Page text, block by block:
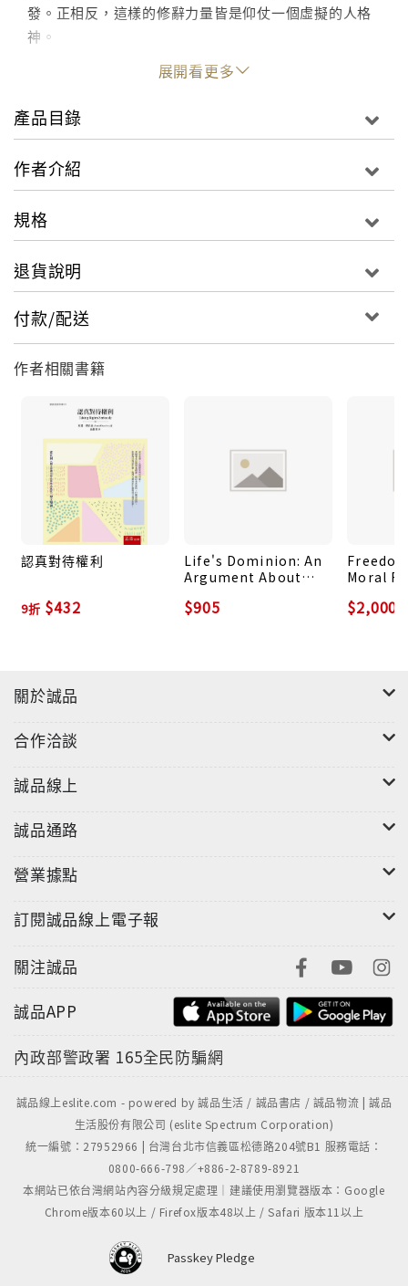
發。正相反，這樣的修辭力量皆是仰仗一個虛擬的人格
神。
德沃金認為，對上帝的信仰是一種層次更深的世界觀之
展現，但不是唯一的一個，我們熟悉的二分法——把人
分為有宗教信仰和沒宗教信仰兩大類——太粗糙了。本
深入內部、輪廓分明和涵蓋全面的世界觀︰它主張有本
造物引人敬畏，認定人生具有目的而宇宙秩序井然。
本書靈感源自愛因斯坦對宗教所主張的「不可知論」
（Agnostic theism）：
「知道某種我們所不能參透的東西確實存在，知道這種
東西把自己展現為最高智慧和最璀燦的美（我們遲鈍的
官能只能了解其皮相）——這種知識，這種感覺，位居
意義下（也唯有在這個意義下），我屬於有虔誠宗教信
仰者之列。」
作者從哲學、物理學及神學等角度剖析上帝的本質，並
透過愛因斯坦、田立克、史賓諾莎等人的宗教和科學觀
點來闡釋並佐證，「沒有神的宗教」所為何來。期盼這
本小書有助於有神論與無神論兩者進行理性對話，同時
化解對宗教的恐懼與仇恨。
展開看更多
產品目錄
作者介紹
規格
退貨說明
付款/配送
作者相關書籍
認真對待權利
9折 $432
Life's Dominion: An
Argument About
Euthanasia, and
$905
Moral
$2,000
關於誠品
合作洽談
誠品線上
誠品通路
營業據點
訂閱誠品線上電子報
關注誠品
誠品APP
內政部警政署 165全民防騙網
誠品線上eslite.com - powered by 誠品生活 / 誠品書店 / 誠品物流 | 誠品
生活股份有限公司 (eslite Spectrum Corporation)
統一編號：27952966 | 台灣台北市信義區松德路204號B1 服務電話：
0800-666-798／+886-2-8789-8921
本網站已依台灣網站內容分級規定處理｜建議使用瀏覽器版本：Google
Chrome版本60以上 / Firefox版本48以上 / Safari 版本11以上
Passkey Pledge